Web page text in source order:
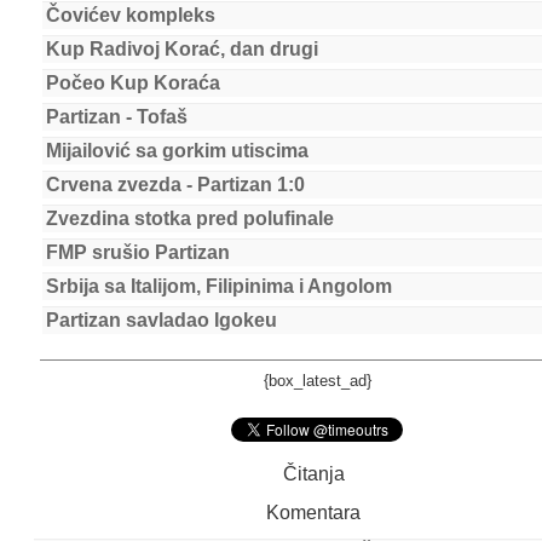
Čovićev kompleks
Kup Radivoj Korać, dan drugi
Počeo Kup Koraća
Partizan - Tofaš
Mijailović sa gorkim utiscima
Crvena zvezda - Partizan 1:0
Zvezdina stotka pred polufinale
FMP srušio Partizan
Srbija sa Italijom, Filipinima i Angolom
Partizan savladao Igokeu
{box_latest_ad}
Čitanja
Komentara